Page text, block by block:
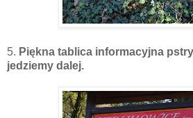
5. Piękna tablica informacyjna
jedziemy dalej.